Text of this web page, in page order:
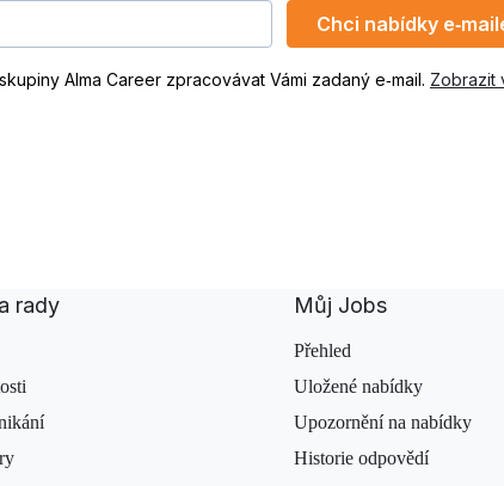
Chci nabídky
Alma Career zpracovávat Vámi zadaný e‑mail. Zobrazit
rady Můj Jobs
Přehled
Uložené nabídky
Upozornění na nabídky
Historie odpovědí